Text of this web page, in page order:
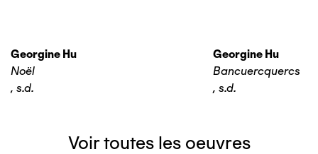
Georgine Hu
Noël
, s.d.
Georgine Hu
Bancuercquercs
, s.d.
Voir toutes les oeuvres